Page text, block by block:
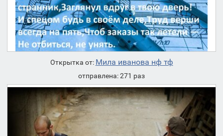
Открытка от: Мила иванова нф тф
отправлена: 271 раз